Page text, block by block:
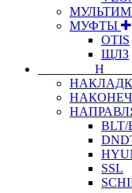
МУФТЫ
OTIS
ЩЛЗ
BLT/
SSL